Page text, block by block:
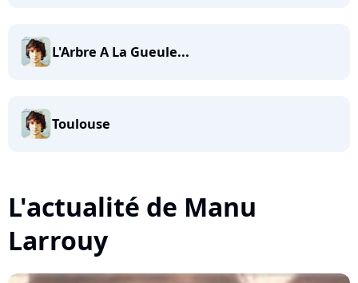
L'Arbre A La Gueule...
Toulouse
L'actualité de Manu
Larrouy